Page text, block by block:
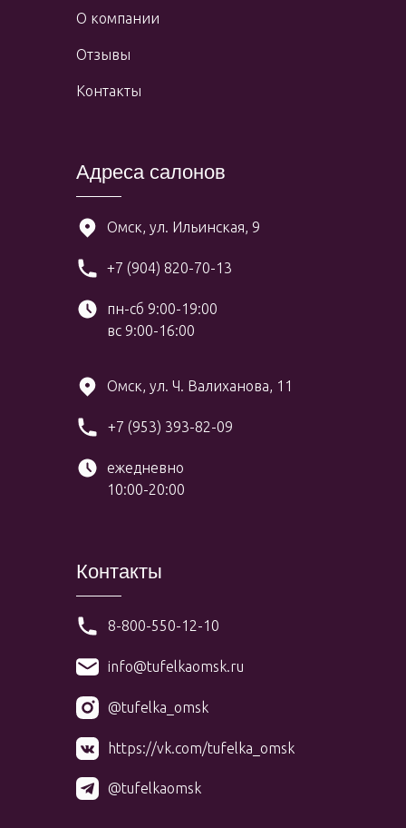
Адреса салонов
+7 (904) 820-70-13
пн-сб 9:00-19:00
вс 9:00-16:00
Омск, ул. Ильинская, 9
+7 (953) 393-82-09
ежедневно
10:00-20:00
Омск, ул. Ч. Валиханова, 11
Контакты
@tufelka_omsk
https://vk.com/tufelka_omsk
О компании
Отзывы
Контакты
@tufelkaomsk
8-800-550-12-10
info@tufelkaomsk.ru